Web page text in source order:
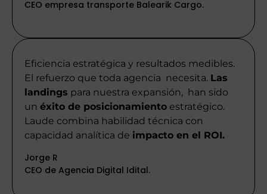
CEO empresa transporte Balearik Cargo.
Eficiencia estratégica y resultados medibles.
El refuerzo que toda agencia necesita. Las
landings para nuestra expansión, han sido
un éxito de posicionamiento estratégico.
Laude combina habilidad técnica con
capacidad analítica de impacto en el ROI.
Jorge R
CEO de Agencia Digital Idital.